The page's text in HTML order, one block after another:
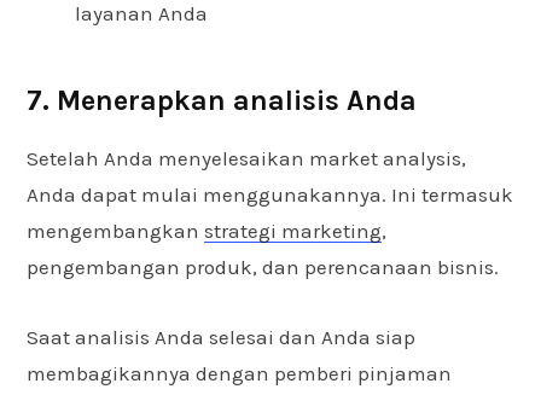
layanan Anda
7. Menerapkan analisis Anda
Setelah Anda menyelesaikan market analysis,
Anda dapat mulai menggunakannya. Ini termasuk
mengembangkan strategi marketing,
pengembangan produk, dan perencanaan bisnis.
Saat analisis Anda selesai dan Anda siap
membagikannya dengan pemberi pinjaman